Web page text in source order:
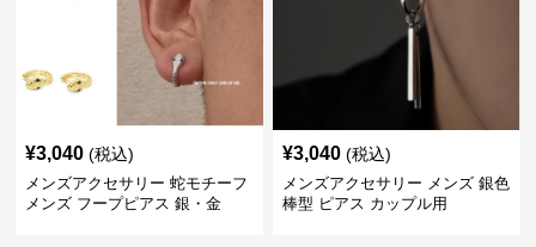
¥3,040 (税込)
メンズアクセサリー 蛇モチーフ
メンズ フープピアス 銀・金
¥3,040 (税込)
メンズアクセサリー メンズ 銀色
棒型 ピアス カップル用